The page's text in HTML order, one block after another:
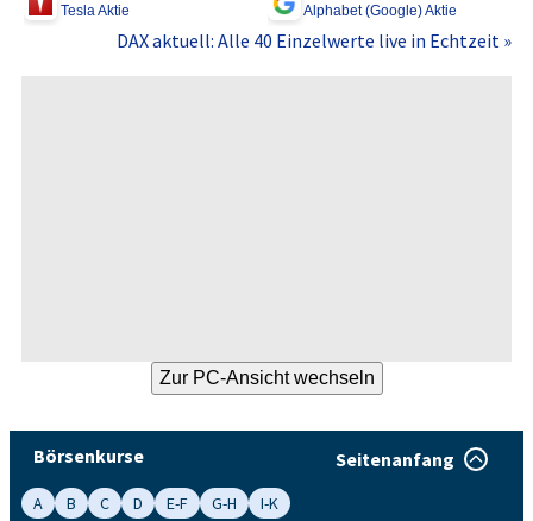
Tesla Aktie Alphabet (Google) Aktie
DAX aktuell: Alle 40 Einzelwerte live in Echtzeit »
Börsenkurse Seitenanfang
A B C D E-F G-H
I-K